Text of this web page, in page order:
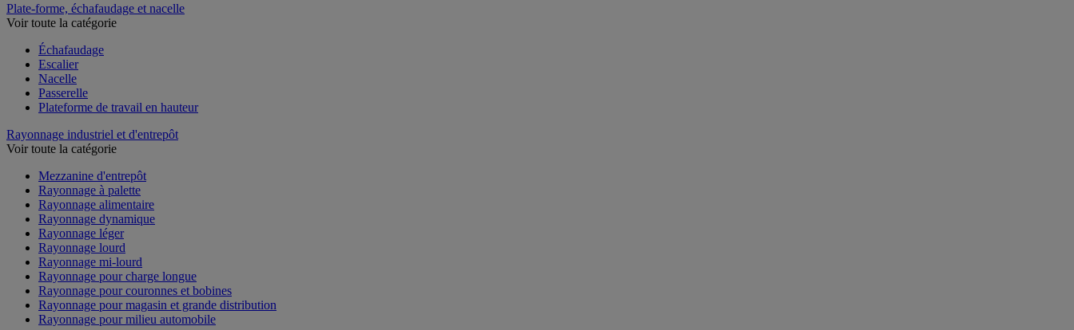
Plate-forme, échafaudage et nacelle
Voir toute la catégorie
Échafaudage
Escalier
Nacelle
Passerelle
Plateforme de travail en hauteur
Rayonnage industriel et d'entrepôt
Voir toute la catégorie
Mezzanine d'entrepôt
Rayonnage à palette
Rayonnage alimentaire
Rayonnage dynamique
Rayonnage léger
Rayonnage lourd
Rayonnage mi-lourd
Rayonnage pour charge longue
Rayonnage pour couronnes et bobines
Rayonnage pour magasin et grande distribution
Rayonnage pour milieu automobile